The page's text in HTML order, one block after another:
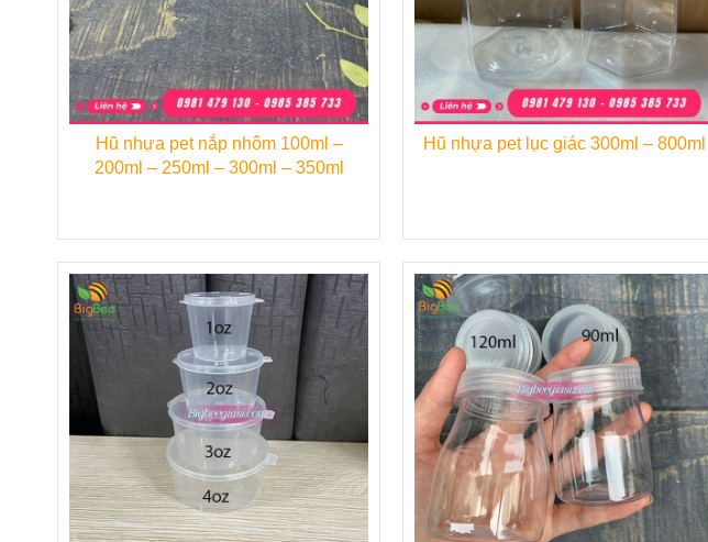
- Đường kính đáy: 88 mm
- Chiều cao: 82 mm
Hũ nhựa pet nắp nhôm 100ml –
200ml – 250ml – 300ml – 350ml
Hũ nhựa pet lục giác 300ml – 800ml